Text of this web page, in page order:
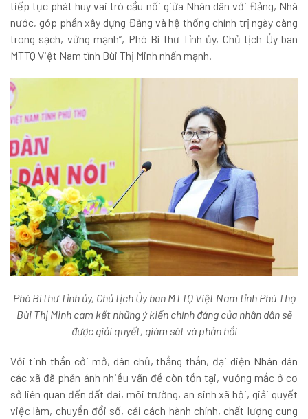
tiếp tục phát huy vai trò cầu nối giữa Nhân dân với Đảng, Nhà
nước, góp phần xây dựng Đảng và hệ thống chính trị ngày càng
trong sạch, vững mạnh”, Phó Bí thư Tỉnh ủy, Chủ tịch Ủy ban
MTTQ Việt Nam tỉnh Bùi Thị Minh nhấn mạnh.
Phó Bí thư Tỉnh ủy, Chủ tịch Ủy ban MTTQ Việt Nam tỉnh Phú Thọ
Bùi Thị Minh cam kết những ý kiến chính đáng của nhân dân sẽ
được giải quyết, giám sát và phản hồi
Với tinh thần cởi mở, dân chủ, thẳng thắn, đại diện Nhân dân
các xã đã phản ánh nhiều vấn đề còn tồn tại, vướng mắc ở cơ
sở liên quan đến đất đai, môi trường, an sinh xã hội, giải quyết
việc làm, chuyển đổi số, cải cách hành chính, chất lượng cung